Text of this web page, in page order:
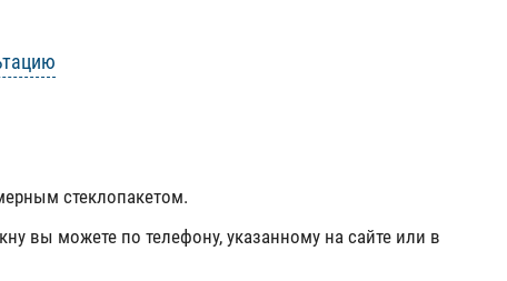
стеклопакетом.
вы можете по телефону, указанному на сайте или в